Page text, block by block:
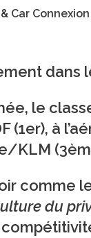
Car Connexion
dans
le
(1er), à
KLM
comme
du